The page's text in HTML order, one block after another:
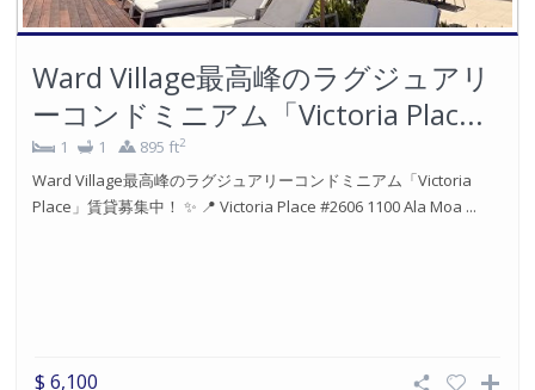
Ward Village最高峰のラグジュアリ
ーコンドミニアム「Victoria Plac...
1 1 895 ft2
Ward Village最高峰のラグジュアリーコンドミニアム「Victoria
Place」賃貸募集中！ ✨ 📍 Victoria Place #2606 1100 Ala Moa ...
$ 6,100